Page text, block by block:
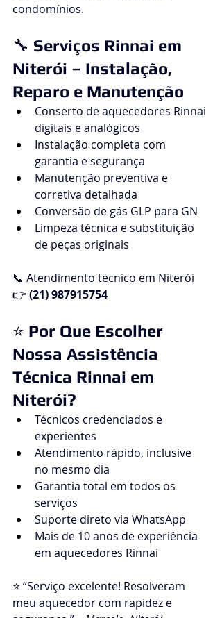
condomínios.
🔧 Serviços Rinnai em
Niterói – Instalação,
Reparo e Manutenção
Conserto de aquecedores Rinnai
digitais e analógicos
Instalação completa com
garantia e segurança
Manutenção preventiva e
corretiva detalhada
Conversão de gás GLP para GN
Limpeza técnica e substituição
de peças originais
📞 Atendimento técnico em Niterói
👉 (21) 987915754
⭐ Por Que Escolher
Nossa Assistência
Técnica Rinnai em
Niterói?
Técnicos credenciados e
experientes
Atendimento rápido, inclusive
no mesmo dia
Garantia total em todos os
serviços
Suporte direto via WhatsApp
Mais de 10 anos de experiência
em aquecedores Rinnai
⭐ “Serviço excelente! Resolveram
meu aquecedor com rapidez e